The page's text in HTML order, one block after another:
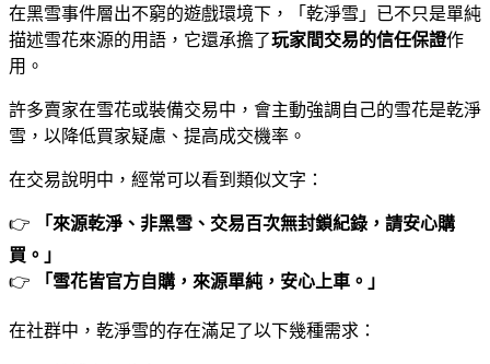
在黑雪事件層出不窮的遊戲環境下，「乾淨雪」已不只是單純
描述雪花來源的用語，它還承擔了玩家間交易的信任保證作
用。
許多賣家在雪花或裝備交易中，會主動強調自己的雪花是乾淨
雪，以降低買家疑慮、提高成交機率。
在交易說明中，經常可以看到類似文字：
👉
「來源乾淨、非黑雪、交易百次無封鎖紀錄，請安心購
買。」
👉
「雪花皆官方自購，來源單純，安心上車。」
在社群中，乾淨雪的存在滿足了以下幾種需求：